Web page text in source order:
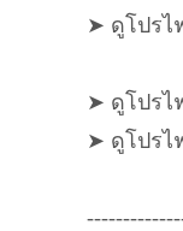
➤ ดูโปรไ
➤ ดูโปรไ
➤ ดูโปรไ